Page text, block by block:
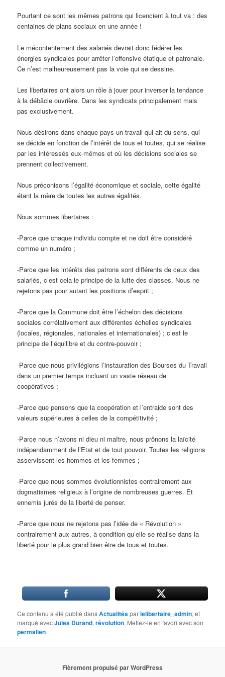
Pourtant ce sont les mêmes patrons qui licencient à tout va : des
centaines de plans sociaux en une année !
Le mécontentement des salariés devrait donc fédérer les
énergies syndicales pour arrêter l’offensive étatique et patronale.
Ce n’est malheureusement pas la voie qui se dessine.
Les libertaires ont alors un rôle à jouer pour inverser la tendance
à la débâcle ouvrière. Dans les syndicats principalement mais
pas exclusivement.
Nous désirons dans chaque pays un travail qui ait du sens, qui
se décide en fonction de l’intérêt de tous et toutes, qui se réalise
par les intéressés eux-mêmes et où les décisions sociales se
prennent collectivement.
Nous préconisons l’égalité économique et sociale, cette égalité
étant la mère de toutes les autres égalités.
Nous sommes libertaires :
-Parce que chaque individu compte et ne doit être considéré
comme un numéro ;
-Parce que les intérêts des patrons sont différents de ceux des
salariés, c’est cela le principe de la lutte des classes. Nous ne
rejetons pas pour autant les positions d’esprit ;
-Parce que la Commune doit être l’échelon des décisions
sociales corrélativement aux différentes échelles syndicales
(locales, régionales, nationales et internationales) ; c’est le
principe de l’équilibre et du contre-pouvoir ;
-Parce que nous privilégions l’instauration des Bourses du Travail
dans un premier temps incluant un vaste réseau de
coopératives ;
-Parce que pensons que la coopération et l’entraide sont des
valeurs supérieures à celles de la compétitivité ;
-Parce nous n’avons ni dieu ni maître, nous prônons la laïcité
indépendamment de l’Etat et de tout pouvoir. Toutes les religions
asservissent les hommes et les femmes ;
-Parce que nous sommes évolutionnistes contrairement aux
dogmatismes religieux à l’origine de nombreuses guerres. Et
ennemis jurés de la liberté de penser.
-Parce que nous ne rejetons pas l’idée de « Révolution »
contrairement aux autres, à condition qu’elle se réalise dans la
liberté pour le plus grand bien être de tous et toutes.
Ce contenu a été publié dansActualitésparlelibertaire_admin, et
marqué avecJules Durand,révolution. Mettez-le en favori avec son
permalien.
Fièrement propulsé par WordPress